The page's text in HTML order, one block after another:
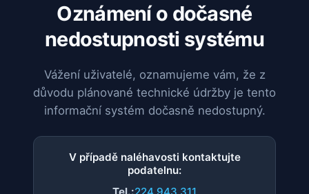
Oznámení o dočasné
nedostupnosti systému
Vážení uživatelé, oznamujeme vám, že z
důvodu plánované technické údržby je tento
informační systém dočasně nedostupný.
V případě naléhavosti kontaktujte
podatelnu: